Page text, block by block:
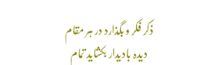
ذکر فکر و بگذارد در ہر مقام
دیدہ بادیدار بکشاید تمام